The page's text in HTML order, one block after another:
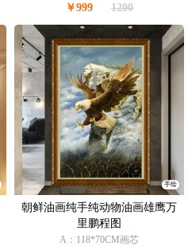
￥999 1200
手绘
朝鲜油画纯手纯动物油画雄鹰万
里鹏程图
A：118*70CM画芯